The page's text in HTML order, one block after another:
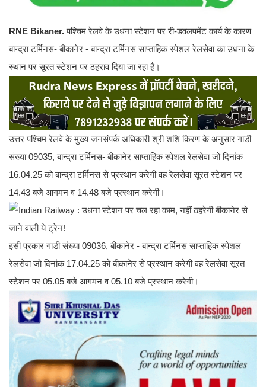
RNE Bikaner.पश्चिम रेलवे के उधना स्टेशन पर री-डवलपमेंट कार्य के कारण
बान्द्रा टर्मिनस- बीकानेर - बान्द्रा टर्मिनस साप्ताहिक स्पेशल रेलसेवा का उधना के
स्थान पर सूरत स्टेशन पर ठहराव दिया जा रहा है।
उत्तर पश्चिम रेलवे के मुख्य जनसंपर्क अधिकारी श्री शशि किरण के अनुसार गाडी
संख्या 09035, बान्द्रा टर्मिनस- बीकानेर साप्ताहिक स्पेशल रेलसेवा जो दिनांक
16.04.25 को बान्द्रा टर्मिनस से प्रस्थान करेगी वह रेलसेवा सूरत स्टेशन पर
14.43 बजे आगमन व 14.48 बजे प्रस्थान करेगी।
इसी प्रकार गाडी संख्या 09036, बीकानेर - बान्द्रा टर्मिनस साप्ताहिक स्पेशल
रेलसेवा जो दिनांक 17.04.25 को बीकानेर से प्रस्थान करेगी वह रेलसेवा सूरत
स्टेशन पर 05.05 बजे आगमन व 05.10 बजे प्रस्थान करेगी।